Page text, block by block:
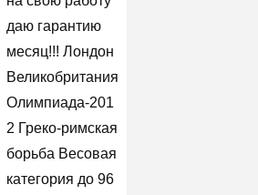
даю гарантию
месяц!!! Лондон
Великобритания
Олимпиада-201
2 Греко-римская
борьба Весовая
категория до 96